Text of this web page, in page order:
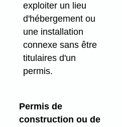
exploiter un lieu
d'hébergement ou
une installation
connexe sans être
titulaires d'un
permis.
Permis de
construction ou de